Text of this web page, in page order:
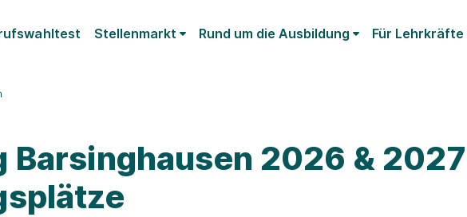
Stellenmarkt Rund um die Ausbildung Für Lehrkräfte
Barsinghausen 2026 &